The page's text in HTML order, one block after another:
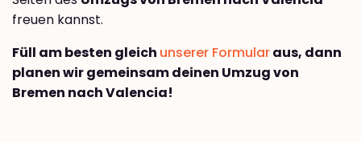
freuen kannst.
Füll am besten gleich unserer Formularaus, dann
planen wir gemeinsam deinen Umzug von
Bremen nach Valencia!